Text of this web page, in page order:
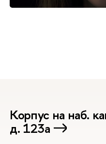
Корпус на наб.
д. 123а